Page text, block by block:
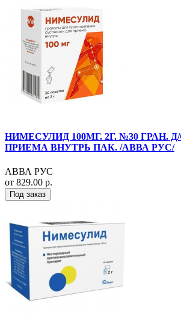
НИМЕСУЛИД 100МГ. 2Г. №30 ГРАН.
ПРИЕМА ВНУТРЬ ПАК. /АВВА РУС/
АВВА РУС
от 829.00 р.
Под заказ